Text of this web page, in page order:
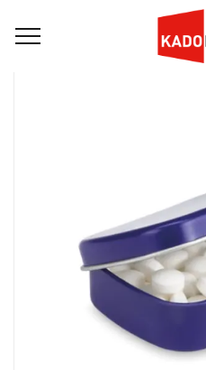
Home Snoepgoed &